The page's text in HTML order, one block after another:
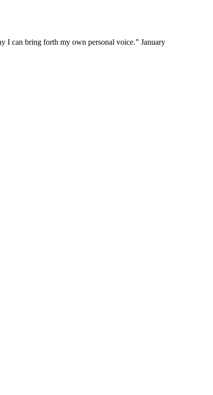
I can bring forth my own personal voice.” January